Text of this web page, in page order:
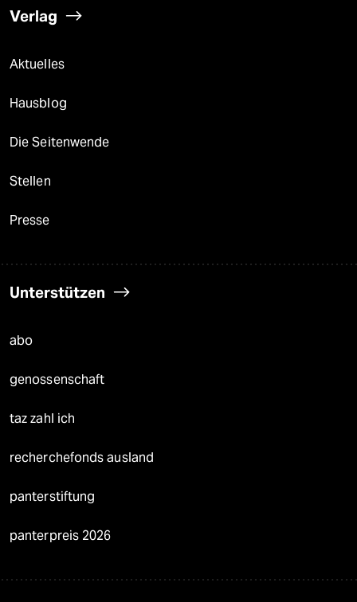
Verlag
Aktuelles
Hausblog
Die Seitenwende
Stellen
Presse
Unterstützen
abo
genossenschaft
taz zahl ich
recherchefonds ausland
panterstiftung
panterpreis 2026